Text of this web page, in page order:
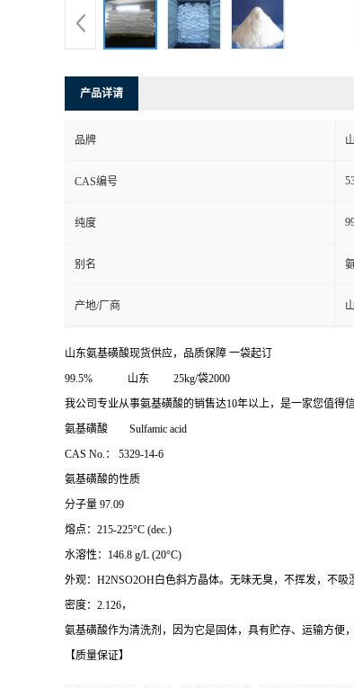
产品详请
品牌
CAS编号
纯度
别名
产地/厂商
山东氨基磺酸现货供应，品质保障 一袋起订
99.5% 山东 25kg/袋2000
我公司专业从事氨基磺酸的销售达10年以上，是一家您值得
氨基磺酸 Sulfamic acid
CAS No. ： 5329-14-6
氨基磺酸的性质
分子量 97.09
熔点：215-225°C (dec.)
水溶性：146.8 g/L (20°C)
外观：H2NSO2OH白色斜方晶体。无味无臭，不挥发，不吸
密度：2.126，
氨基磺酸作为清洗剂，因为它是固体，具有贮存、运输方便
【质量保证】